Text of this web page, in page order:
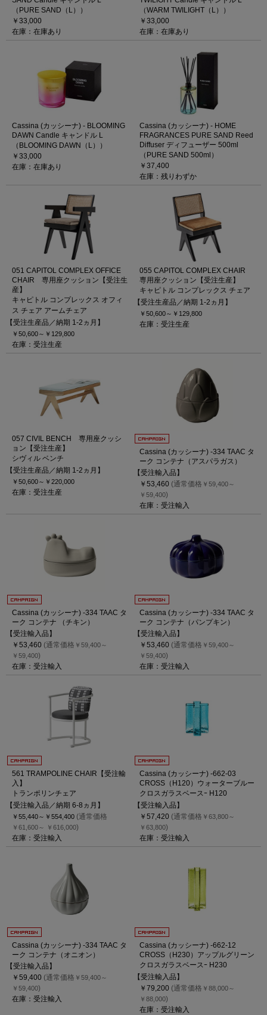
（PURE SAND（L））
￥33,000
在庫：在庫あり
（WARM TWILIGHT（L））
￥33,000
在庫：在庫あり
Cassina (カッシーナ) - BLOOMING
DAWN Candle キャンドル L
（BLOOMING DAWN（L））
￥33,000
在庫：在庫あり
Cassina (カッシーナ) - HOME
FRAGRANCES PURE SAND Reed
Diffuser ディフューザー 500ml
（PURE SAND 500ml）
￥37,400
在庫：残りわずか
051 CAPITOL COMPLEX OFFICE
CHAIR 専用座クッション【受注生
産】
キャピトル コンプレックス オフィ
ス チェア アームチェア
【受注生産品／納期 1-2ヵ月】
￥50,600～ ￥129,800
在庫：受注生産
055 CAPITOL COMPLEX CHAIR
専用座クッション【受注生産】
キャピトル コンプレックス チェア
【受注生産品／納期 1-2ヵ月】
￥50,600～ ￥129,800
在庫：受注生産
057 CIVIL BENCH 専用座クッシ
ョン【受注生産】
シヴィル ベンチ
【受注生産品／納期 1-2ヵ月】
￥50,600～ ￥220,000
在庫：受注生産
Cassina (カッシーナ) -334 TAAC タ
ーク コンテナ（アスパラガス）
【受注輸入品】
￥53,460 (通常価格 ￥59,400～
￥59,400)
在庫：受注輸入
Cassina (カッシーナ) -334 TAAC タ
ーク コンテナ （チキン）
【受注輸入品】
￥53,460 (通常価格 ￥59,400～
￥59,400)
在庫：受注輸入
Cassina (カッシーナ) -334 TAAC タ
ーク コンテナ（パンプキン）
【受注輸入品】
￥53,460 (通常価格 ￥59,400～
￥59,400)
在庫：受注輸入
561 TRAMPOLINE CHAIR【受注輸
入】
トランポリンチェア
【受注輸入品／納期 6-8ヵ月】
￥55,440～ ￥554,400 (通常価格
￥61,600～ ￥616,000)
在庫：受注輸入
Cassina (カッシーナ) -662-03
CROSS（H120）ウォーターブルー
クロスガラスベースｰ H120
【受注輸入品】
￥57,420 (通常価格 ￥63,800～
￥63,800)
在庫：受注輸入
Cassina (カッシーナ) -334 TAAC タ
ーク コンテナ（オニオン）
【受注輸入品】
￥59,400 (通常価格 ￥59,400～
￥59,400)
在庫：受注輸入
Cassina (カッシーナ) -662-12
CROSS（H230）アップルグリーン
クロスガラスベースｰ H230
【受注輸入品】
￥79,200 (通常価格 ￥88,000～
￥88,000)
在庫：受注輸入